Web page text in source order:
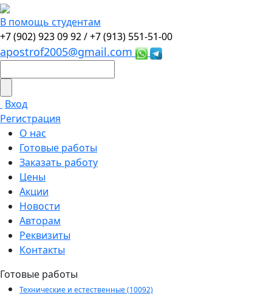
В помощь студентам
+7 (902) 923 09 92 /+7 (913) 551-51-00
apostrof2005@gmail.com
Вход
Регистрация
О нас
Готовые работы
Заказать работу
Цены
Акции
Новости
Авторам
Реквизиты
Контакты
Готовые работы
Технические и естественные (10092)